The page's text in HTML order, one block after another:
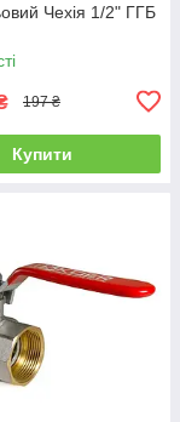
Чехія 1/2" ГГБ
197 ₴
Купити